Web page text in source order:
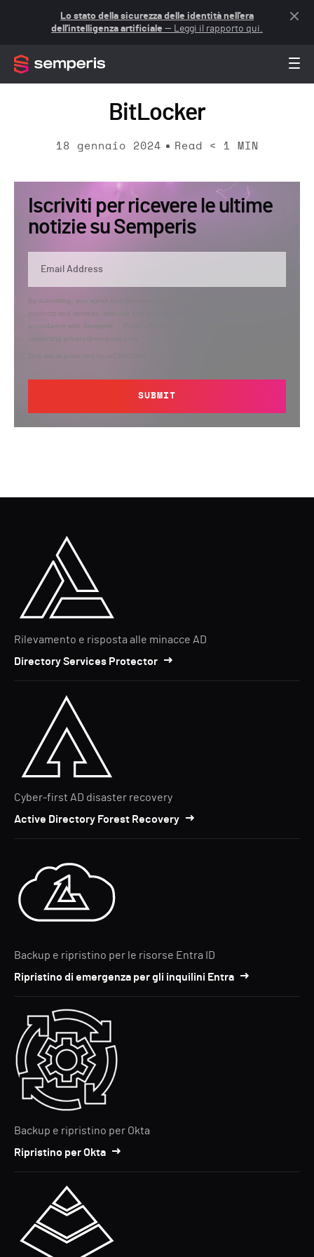
Lo stato della sicurezza delle identità nell'era
dell'intelligenza artificiale — Leggi il rapporto qui.
BitLocker
18 gennaio 2024 Read < 1 MIN
Iscriviti per ricevere le ultime
notizie su Semperis
By submitting, you agree that Semperis may send you information regarding its
products and services, and use and process your personal information in
accordance with Semperis’
contacting privacy@semperis.com.
This site is protected by reCAPTCHA.
SUBMIT
Rilevamento e risposta alle minacce AD
Directory Services Protector
Cyber-first AD disaster recovery
Active Directory Forest Recovery
Backup e ripristino per le risorse Entra ID
Ripristino di emergenza per gli inquilini Entra
Backup e ripristino per Okta
Ripristino per Okta